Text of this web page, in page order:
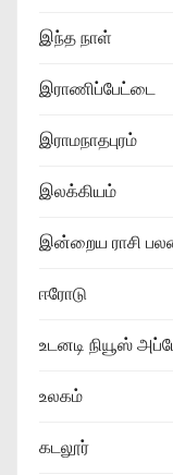
இந்த நாள்
இராணிப்பேட்டை
இராமநாதபுரம்
இலக்கியம்
இன்றைய ராசி
ஈரோடு
உடனடி நியூஸ்
உலகம்
கடலூர்